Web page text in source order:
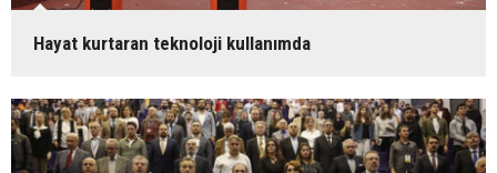
Hayat kurtaran teknoloji kullanımda